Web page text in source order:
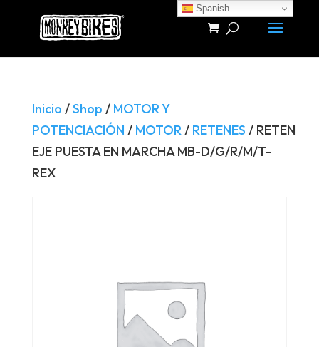
Búsqueda
productos
Inicio /Shop / MOTOR Y
POTENCIACIÓN / MOTOR/ RETENES / RETEN
EJE PUESTA EN MARCHA MB-D/G/R/M/T-
REX
Spanish